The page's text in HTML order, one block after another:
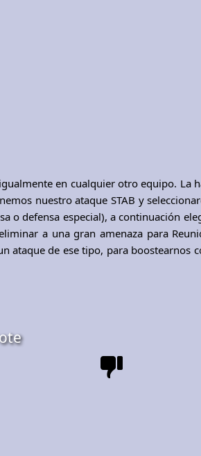
en cualquier otro equipo. La
nuestro ataque STAB y
o defensa especial), a continuación
a una gran amenaza para
ataque de ese tipo, para boostearnos